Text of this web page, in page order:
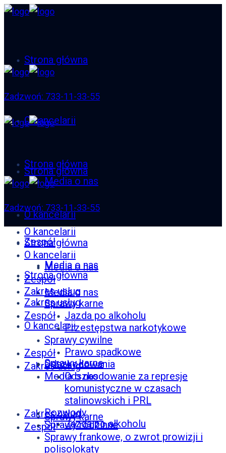
Strona główna
O kancelarii
Media o nas
Zespół
Zakres usług
Sprawy karne
Jazda po alkoholu
Zadzwoń: 733-11-33-55
Strona główna
O kancelarii
Media o nas
Zespół
Zakres usług
Sprawy karne
Strona główna
O kancelarii
Media o nas
Zespół
Zakres usług
Zadzwoń: 733-11-33-55
Strona główna
O kancelarii
Media o nas
Zespół
Strona główna
O kancelarii
Media o nas
Zespół
Zakres usług
Sprawy karne
Jazda po alkoholu
Przestępstwa narkotykowe
Sprawy cywilne
Prawo spadkowe
Odszkodowania
Odszkodowanie za represje
komunistyczne w czasach
stalinowskich i PRL
Rozwody
Sprawy rodzinne
Sprawy frankowe, o zwrot prowizji i
polisolokaty